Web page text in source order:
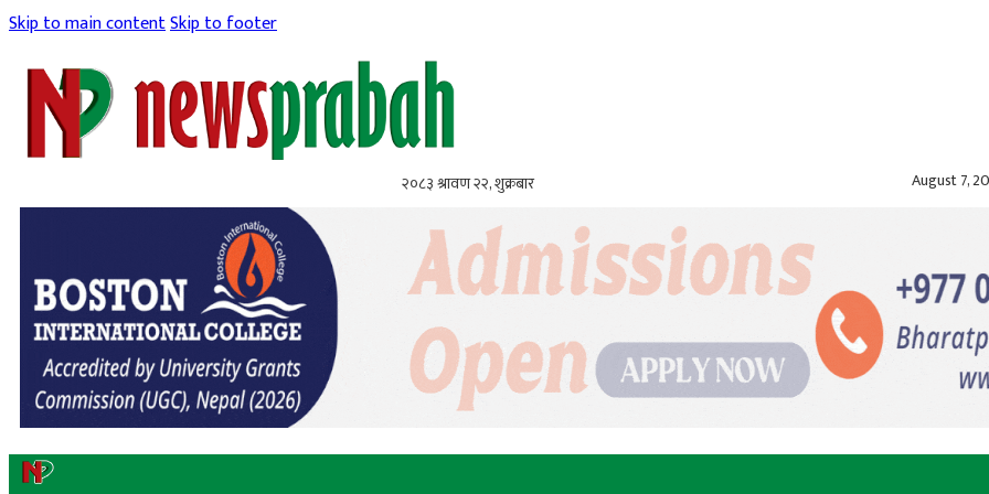
Skip to main contentSkip to footer
२०८३ श्रावण २२, शुक्रबार August 7,